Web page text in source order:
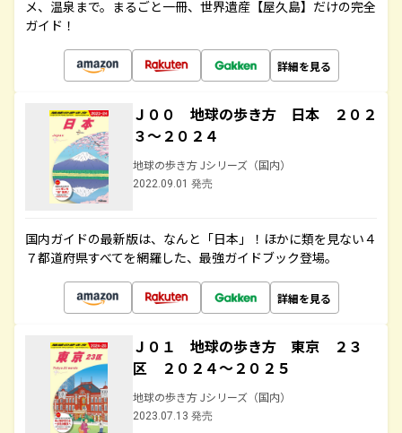
メ、温泉まで。まるごと一冊、世界遺産【屋久島】だけの完全
ガイド！
詳細を見る
Ｊ００ 地球の歩き方 日本 ２０２
３～２０２４
地球の歩き方 Jシリーズ（国内）
2022.09.01 発売
国内ガイドの最新版は、なんと「日本」！ほかに類を見ない４
７都道府県すべてを網羅した、最強ガイドブック登場。
詳細を見る
Ｊ０１ 地球の歩き方 東京 ２３
区 ２０２４～２０２５
地球の歩き方 Jシリーズ（国内）
2023.07.13 発売